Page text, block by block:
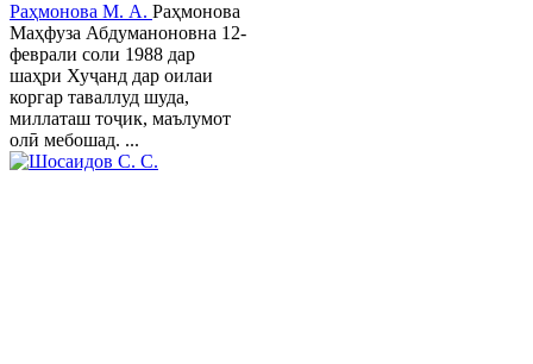
Раҳмонова М. А. Раҳмонова
Маҳфуза Абдуманоновна 12-
феврали соли 1988 дар
шаҳри Хуҷанд дар оилаи
коргар таваллуд шуда,
миллаташ тоҷик, маълумот
олӣ мебошад. ...